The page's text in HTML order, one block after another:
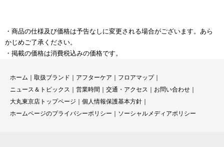
・商品の仕様及び価格は予告なしに変更される場合がございます。あら
かじめご了承ください。
・掲載の価格は消費税込みの価格です。
ホーム 取扱ブランド アフターケア フロアマップ｜
ニュース＆トピックス
営業時間 交通・アクセス お問い合わせ
大丸東京店トップページ
個人情報保護基本方針
ホームページのプライバシーポリシー
ソーシャルメディアポリシー